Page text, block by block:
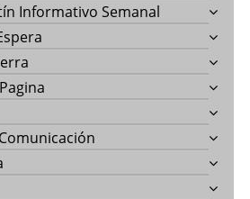
Informativo Semanal